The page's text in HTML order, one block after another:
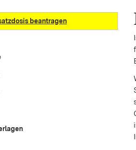
beantragen